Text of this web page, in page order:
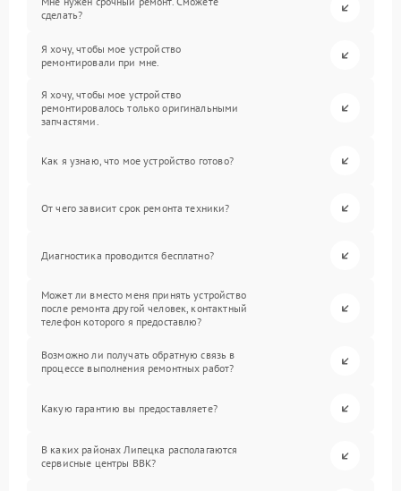
сделать?
Я хочу, чтобы мое устройство
ремонтировали при мне.
Я хочу, чтобы мое устройство
ремонтировалось только оригинальными
запчастями.
Как я узнаю, что мое устройство готово?
От чего зависит срок ремонта техники?
Диагностика проводится бесплатно?
Может ли вместо меня принять устройство
после ремонта другой человек, контактный
телефон которого я предоставлю?
Возможно ли получать обратную связь в
процессе выполнения ремонтных работ?
Какую гарантию вы предоставляете?
В каких районах Липецка располагаются
сервисные центры BBK?